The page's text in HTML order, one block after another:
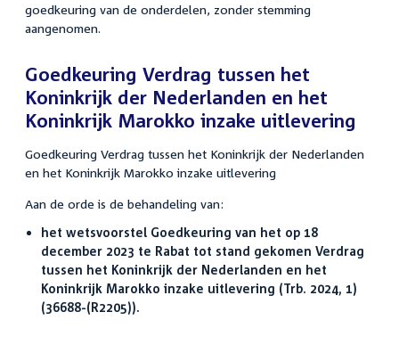
goedkeuring van de onderdelen, zonder stemming
aangenomen.
Goedkeuring Verdrag tussen het
Koninkrijk der Nederlanden en het
Koninkrijk Marokko inzake uitlevering
Goedkeuring Verdrag tussen het Koninkrijk der Nederlanden
en het Koninkrijk Marokko inzake uitlevering
Aan de orde is de behandeling van:
het wetsvoorstel Goedkeuring van het op 18
december 2023 te Rabat tot stand gekomen Verdrag
tussen het Koninkrijk der Nederlanden en het
Koninkrijk Marokko inzake uitlevering (Trb. 2024, 1)
(36688-(R2205)).